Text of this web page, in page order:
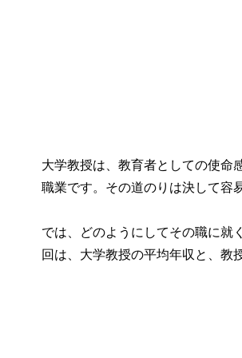
大学教授は、教育者としての使命
職業です。その道のりは決して容
では、どのようにしてその職に就
回は、大学教授の平均年収と、教